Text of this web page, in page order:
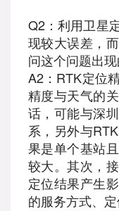
Q2：利用卫星
现较大误差，
问这个问题出
A2：RTK定位
精度与天气的
话，可能与深
系，另外与
果是单个基站
较大。其次，
定位结果产生
的服务方式、